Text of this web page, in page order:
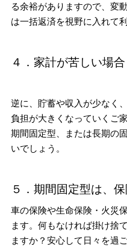
る余裕がありますので、変
は一括返済を視野に入れて
４．家計が苦しい場合
逆に、貯蓄や収入が少なく
負担が大きくなっていくご
期間固定型、または長期の
いでしょう。
５．期間固定型は、
車の保険や生命保険・火災
ます。何もなければ掛け捨
ますか？安心して日々を過